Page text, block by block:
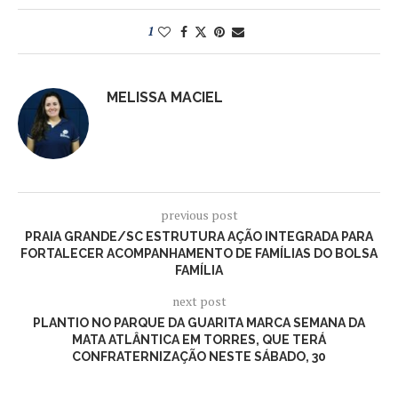
1
MELISSA MACIEL
previous post
PRAIA GRANDE/SC ESTRUTURA AÇÃO INTEGRADA PARA
FORTALECER ACOMPANHAMENTO DE FAMÍLIAS DO BOLSA
FAMÍLIA
next post
PLANTIO NO PARQUE DA GUARITA MARCA SEMANA DA
MATA ATLÂNTICA EM TORRES, QUE TERÁ
CONFRATERNIZAÇÃO NESTE SÁBADO, 30